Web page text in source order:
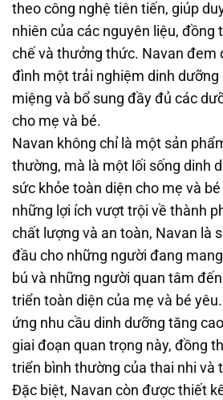
theo công nghệ tiên tiến, giúp
nhiên của các nguyên liệu, đồng
chế và thưởng thức. Navan đem
đình một trải nghiệm dinh dưỡng
miệng và bổ sung đầy đủ các
cho mẹ và bé.
Navan không chỉ là một sản
thường, mà là một lối sống dinh
sức khỏe toàn diện cho mẹ và
những lợi ích vượt trội về thành
chất lượng và an toàn, Navan là
đầu cho những người đang
bú và những người quan tâm
triển toàn diện của mẹ và bé
ứng nhu cầu dinh dưỡng tăng
giai đoạn quan trọng này, đồng
triển bình thường của thai nhi và
Đặc biệt, Navan còn được thiết